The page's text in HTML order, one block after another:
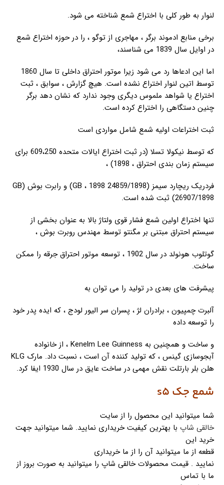
لنوار به طور کلی با اختراع شمع شناخته می شود.
برخی منابع ادموند برگر ، مهاجری از توگو ، را در حوزه اختراع شمع
در اوایل سال 1839 می شناسند،
اما این ادعاها رد می شود زیرا موتور احتراق داخلی تا سال 1860
توسط اتین لنوار اختراع نشده است. هیچ گزارش ، سوابق ، ثبت
اختراع یا شواهد ملموس دیگری وجود ندارد که نشان دهد برگر
چنین دستگاهی را اختراع کرده است.
ثبت اختراعات اولیه شمع شامل مواردی است
که توسط نیکولا تسلا (در ثبت اختراع ایالات متحده 609،250 برای
سیستم زمان بندی احتراق ، 1898) ،
فردریک ریچارد سیمز (24859/1898 GB ، 1898) و رابرت بوش (GB
26907/1898) ثبت شده است.
تنها اختراع اولین شمع فشار قوی ولتاژ بالا به عنوان بخشی از
سیستم احتراق مبتنی بر مگنتو توسط مهندس روبرت بوش ،
گوتلوب هونولد در سال 1902 ، توسعه موتور احتراق جرقه را ممکن
ساخت.
پیشرفت های بعدی در تولید را می توان به
آلبرت چمپیون ، برادران لژ ، پسران سر الیور لودج ، که ایده پدر خود
را توسعه داده
و ساخت و همچنین به Kenelm Lee Guinness ، از خانواده
آبجوسازی گینس ، که تولید کننده آن است ، نسبت داد. مارک KLG
هلن بلر بارتلت نقش مهمی در ساخت عایق در سال 1930 ایفا کرد.
شمع جک s5
شما میتوانید این محصول را از سایت
خالقی شاپ با بهترین کیفیت خریداری نمایید. شما میتوانید جهت
خرید این
قطعه از ما میتوانید آن را از ما خریداری
نمایید . قیمت محصولات خالقی شاپ را میتوانید به صورت بروز از
ما با تماس